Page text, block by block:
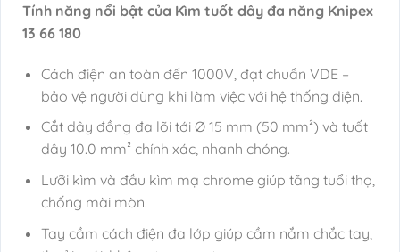
Tính năng nổi bật của Kìm tuốt dây đa năng Knipex
13 66 180
Cách điện an toàn đến 1000V, đạt chuẩn VDE –
bảo vệ người dùng khi làm việc với hệ thống điện.
Cắt dây đồng đa lõi tới Ø 15 mm (50 mm²) và tuốt
dây 10.0 mm² chính xác, nhanh chóng.
Lưỡi kìm và đầu kìm mạ chrome giúp tăng tuổi thọ,
chống mài mòn.
Tay cầm cách điện đa lớp giúp cầm nắm chắc tay,